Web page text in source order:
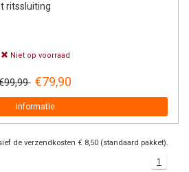
ritssluiting
Niet op voorraad
€79,90
Informatie
de verzendkosten € 8,50 (standaard pakket).
1